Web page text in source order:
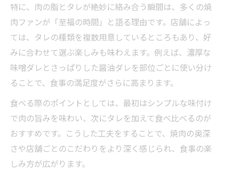
特に、肉の脂とタレが絶妙に絡み合う瞬間は、多くの焼
肉ファンが「至福の時間」と語る理由です。店舗によっ
ては、タレの種類を複数用意しているところもあり、好
みに合わせて選ぶ楽しみも味わえます。例えば、濃厚な
味噌ダレとさっぱりした醤油ダレを部位ごとに使い分け
ることで、食事の満足度がさらに高まります。
食べる際のポイントとしては、最初はシンプルな味付け
で肉の旨みを味わい、次にタレを加えて食べ比べるのが
おすすめです。こうした工夫をすることで、焼肉の奥深
さや店舗ごとのこだわりをより深く感じられ、食事の楽
しみ方が広がります。